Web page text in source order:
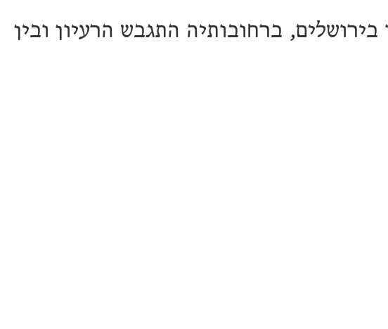
ברחובותיה התגבש הרעיון ובין